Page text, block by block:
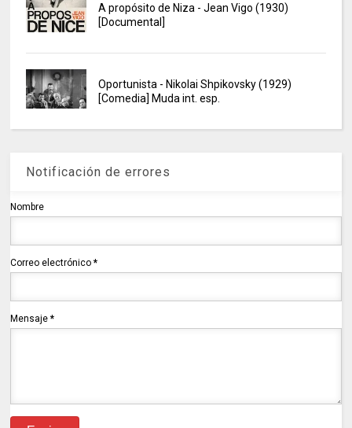
A propósito de Niza - Jean Vigo (1930)
[Documental]
Oportunista - Nikolai Shpikovsky (1929)
[Comedia] Muda int. esp.
Notificación de errores
Nombre
Correo electrónico*
Mensaje*